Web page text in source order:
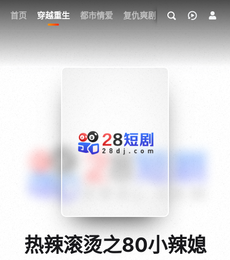
首页 穿越重生 都市情爱 复仇爽剧 玄幻武侠 奇幻
我的观影记录
{if condition="$obj.vod_points
gt 0"}
28短剧
热辣滚烫之80小辣媳